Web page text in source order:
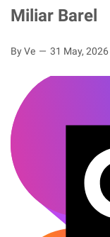
Miliar Barel
By Ve 31 May, 2026